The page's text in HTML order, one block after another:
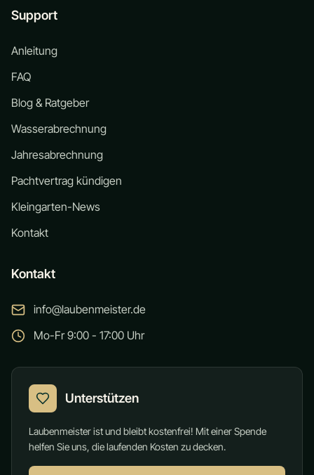
Support
Anleitung
FAQ
Blog & Ratgeber
Wasserabrechnung
Jahresabrechnung
Pachtvertrag kündigen
Kleingarten-News
Kontakt
Kontakt
info@laubenmeister.de
Mo-Fr 9:00 - 17:00 Uhr
Unterstützen
Laubenmeister ist und bleibt kostenfrei! Mit einer Spende
helfen Sie uns, die laufenden Kosten zu decken.